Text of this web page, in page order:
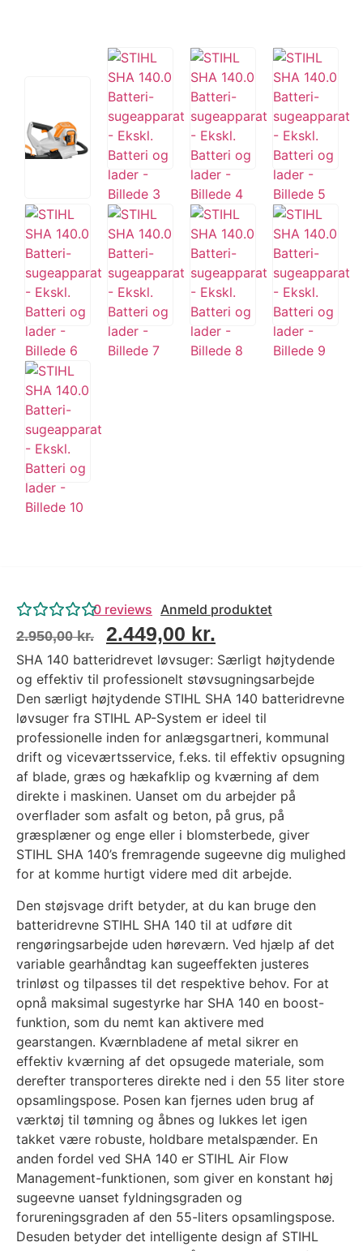
0 reviews Anmeld produktet
2.950,00kr. 2.449,00 kr.
SHA 140 batteridrevet løvsuger: Særligt højtydende
og effektiv til professionelt støvsugningsarbejde
Den særligt højtydende STIHL SHA 140 batteridrevne
løvsuger fra STIHL AP-System er ideel til
professionelle inden for anlægsgartneri, kommunal
drift og viceværtsservice, f.eks. til effektiv opsugning
af blade, græs og hækafklip og kværning af dem
direkte i maskinen. Uanset om du arbejder på
overflader som asfalt og beton, på grus, på
græsplæner og enge eller i blomsterbede, giver
STIHL SHA 140’s fremragende sugeevne dig mulighed
for at komme hurtigt videre med dit arbejde.
Den støjsvage drift betyder, at du kan bruge den
batteridrevne STIHL SHA 140 til at udføre dit
rengøringsarbejde uden høreværn. Ved hjælp af det
variable gearhåndtag kan sugeeffekten justeres
trinløst og tilpasses til det respektive behov. For at
opnå maksimal sugestyrke har SHA 140 en boost-
funktion, som du nemt kan aktivere med
gearstangen. Kværnbladene af metal sikrer en
effektiv kværning af det opsugede materiale, som
derefter transporteres direkte ned i den 55 liter store
opsamlingspose. Posen kan fjernes uden brug af
værktøj til tømning og åbnes og lukkes let igen
takket være robuste, holdbare metalspænder. En
anden fordel ved SHA 140 er STIHL Air Flow
Management-funktionen, som giver en konstant høj
sugeevne uanset fyldningsgraden og
forureningsgraden af den 55-liters opsamlingspose.
Desuden betyder det intelligente design af STIHL